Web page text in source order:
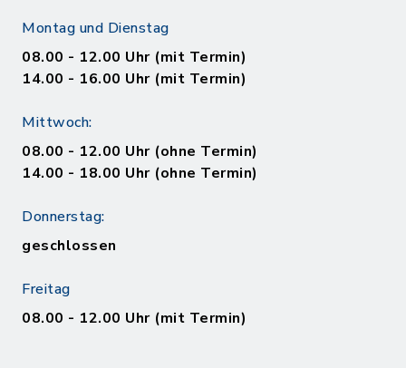
Montag und Dienstag
08.00 - 12.00 Uhr (mit Termin)
14.00 - 16.00 Uhr (mit Termin)
Mittwoch:
08.00 - 12.00 Uhr (ohne Termin)
14.00 - 18.00 Uhr (ohne Termin)
Donnerstag:
geschlossen
Freitag
08.00 - 12.00 Uhr (mit Termin)